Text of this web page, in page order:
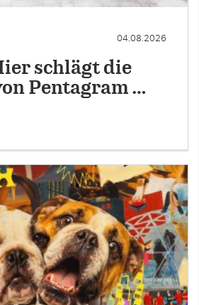
04.08.2026
schlägt die
Pentagram …